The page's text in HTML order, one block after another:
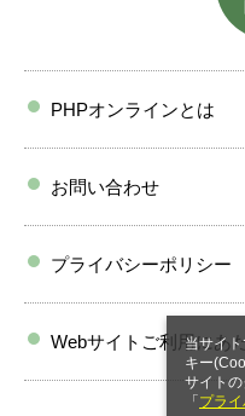
当サイ
キー
サイトの
「 プラ
PHPオンラインとは
お問い合わせ
プライバシーポリシー
Webサイトご利用にあ